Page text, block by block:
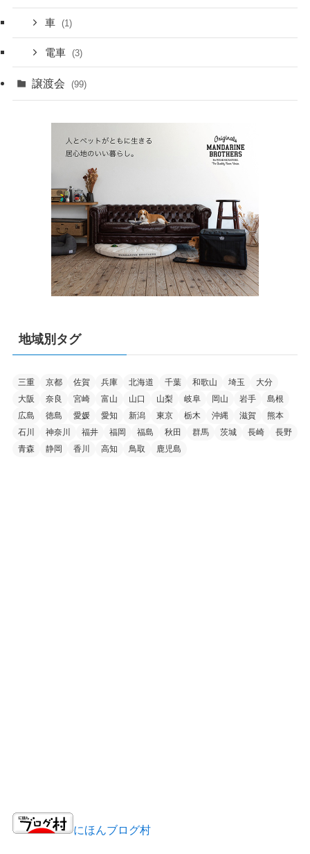
車 (1)
電車 (3)
譲渡会 (99)
地域別タグ
三重 京都 佐賀 兵庫 北海道 千葉 和歌山 埼玉
大分
大阪
奈良 宮崎 富山 山口 山梨 岐阜 岡山 岩手
島根
広島
徳島 愛媛 愛知 新潟 東京 栃木 沖縄 滋賀
熊本
石川
神奈川 福井 福岡 福島 秋田 群馬 茨城 長崎
長野
青森
静岡 香川 高知 鳥取 鹿児島
にほんブログ村